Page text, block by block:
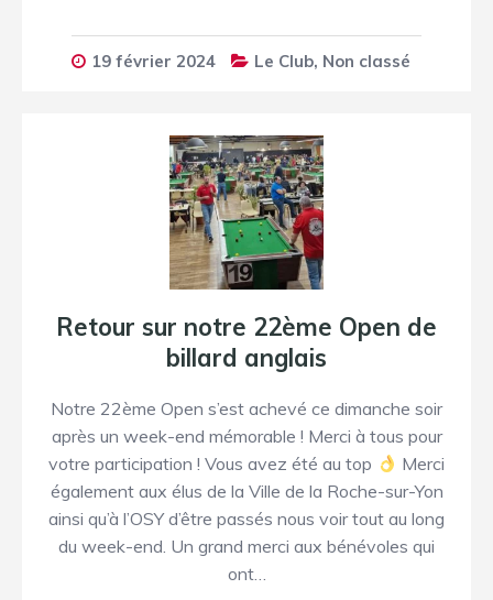
19 février 2024 Le Club, Non classé
Retour sur notre 22ème Open de
billard anglais
Notre 22ème Open s’est achevé ce dimanche soir
après un week-end mémorable ! Merci à tous pour
votre participation ! Vous avez été au top
Merci
également aux élus de la Ville de la Roche-sur-Yon
ainsi qu’à l’OSY d’être passés nous voir tout au long
du week-end. Un grand merci aux bénévoles qui
ont…